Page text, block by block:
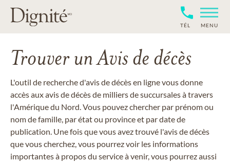
TÉL MENU
Trouver un Avis de décès
L'outil de recherche d'avis de décès en ligne vous donne
accès aux avis de décès de milliers de succursales à travers
l'Amérique du Nord. Vous pouvez chercher par prénom ou
nom de famille, par état ou province et par date de
publication. Une fois que vous avez trouvé l'avis de décès
que vous cherchez, vous pourrez voir les informations
importantes à propos du service à venir, vous pourrez aussi